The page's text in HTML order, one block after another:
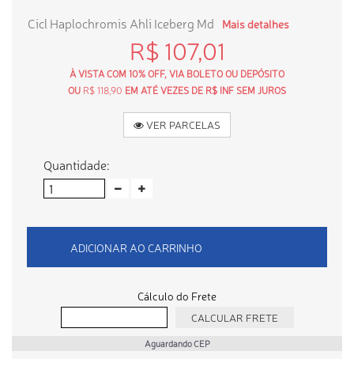
Cicl Haplochromis Ahli Iceberg Md Mais detalhes
R$ 107,01
À VISTA COM 10% OFF, VIA BOLETO OU DEPÓSITO
OU R$ 118,90 EM ATÉ VEZES DE R$ INF SEM JUROS
VER PARCELAS
Quantidade:
ADICIONAR AO CARRINHO
Cálculo do Frete
Aguardando CEP